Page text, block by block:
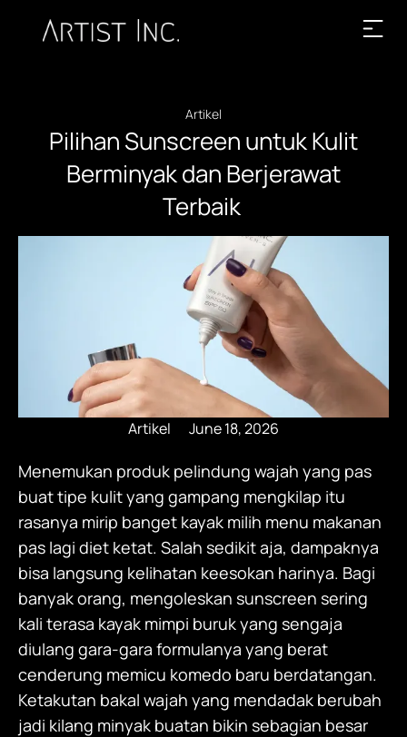
Artikel
Pilihan Sunscreen untuk Kulit
Berminyak dan Berjerawat
Terbaik
Artikel June 18, 2026
Menemukan produk pelindung wajah yang pas
buat tipe kulit yang gampang mengkilap itu
rasanya mirip banget kayak milih menu makanan
pas lagi diet ketat. Salah sedikit aja, dampaknya
bisa langsung kelihatan keesokan harinya. Bagi
banyak orang, mengoleskan sunscreen sering
kali terasa kayak mimpi buruk yang sengaja
diulang gara-gara formulanya yang berat
cenderung memicu komedo baru berdatangan.
Ketakutan bakal wajah yang mendadak berubah
jadi kilang minyak buatan bikin sebagian besar